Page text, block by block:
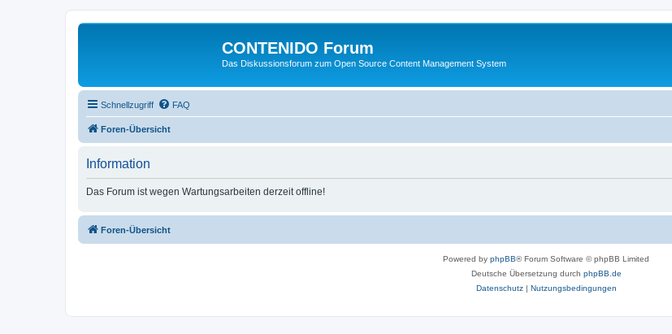
CONTENIDO Forum
Das Diskussionsforum zum Open Source Content Management System
Schnellzugriff FAQ
Foren-Übersicht
Information
Das Forum ist wegen Wartungsarbeiten derzeit offline!
Foren-Übersicht
Powered by phpBB® Forum Software © phpBB Limited
Deutsche Übersetzung durch phpBB.de
Datenschutz| Nutzungsbedingungen